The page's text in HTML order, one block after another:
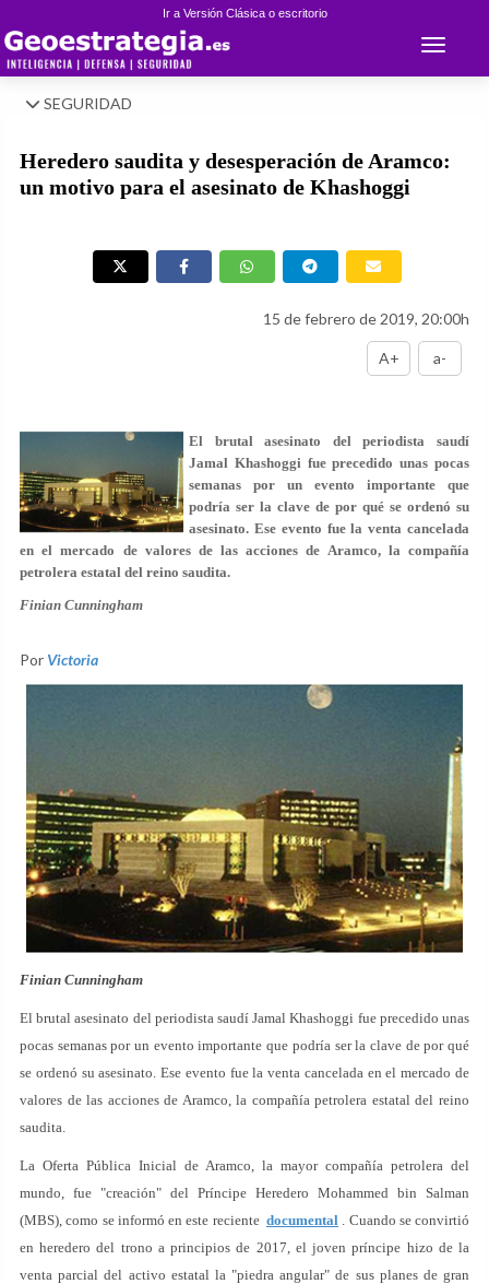
Ir a Versión Clásica o escritorio
Toggle
SEGURIDAD
Heredero saudita y desesperación de Aramco:
un motivo para el asesinato de Khashoggi
15 de febrero de 2019, 20:00h
A+ a-
El brutal asesinato del periodista saudí
Jamal Khashoggi fue precedido unas pocas
semanas por un evento importante que
podría ser la clave de por qué se ordenó su
asesinato. Ese evento fue la venta cancelada
en el mercado de valores de las acciones de Aramco, la compañía
petrolera estatal del reino saudita.
Finian Cunningham
Por Victoria
Finian Cunningham
El brutal asesinato del periodista saudí Jamal Khashoggi fue precedido unas
pocas semanas por un evento importante que podría ser la clave de por qué
se ordenó su asesinato. Ese evento fue la venta cancelada en el mercado de
valores de las acciones de Aramco, la compañía petrolera estatal del reino
saudita.
La Oferta Pública Inicial de Aramco, la mayor compañía petrolera del
mundo, fue "creación" del Príncipe Heredero Mohammed bin Salman
(MBS), como se informó en este reciente documental . Cuando se convirtió
en heredero del trono a principios de 2017, el joven príncipe hizo de la
venta parcial del activo estatal la "piedra angular" de sus planes de gran